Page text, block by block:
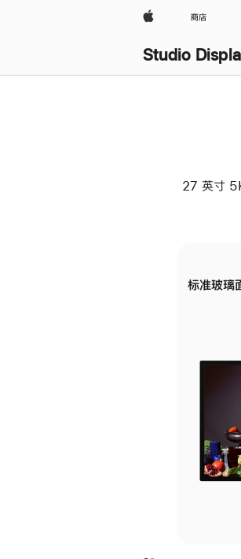
Apple 商店
Studio
27 英寸
标准玻璃